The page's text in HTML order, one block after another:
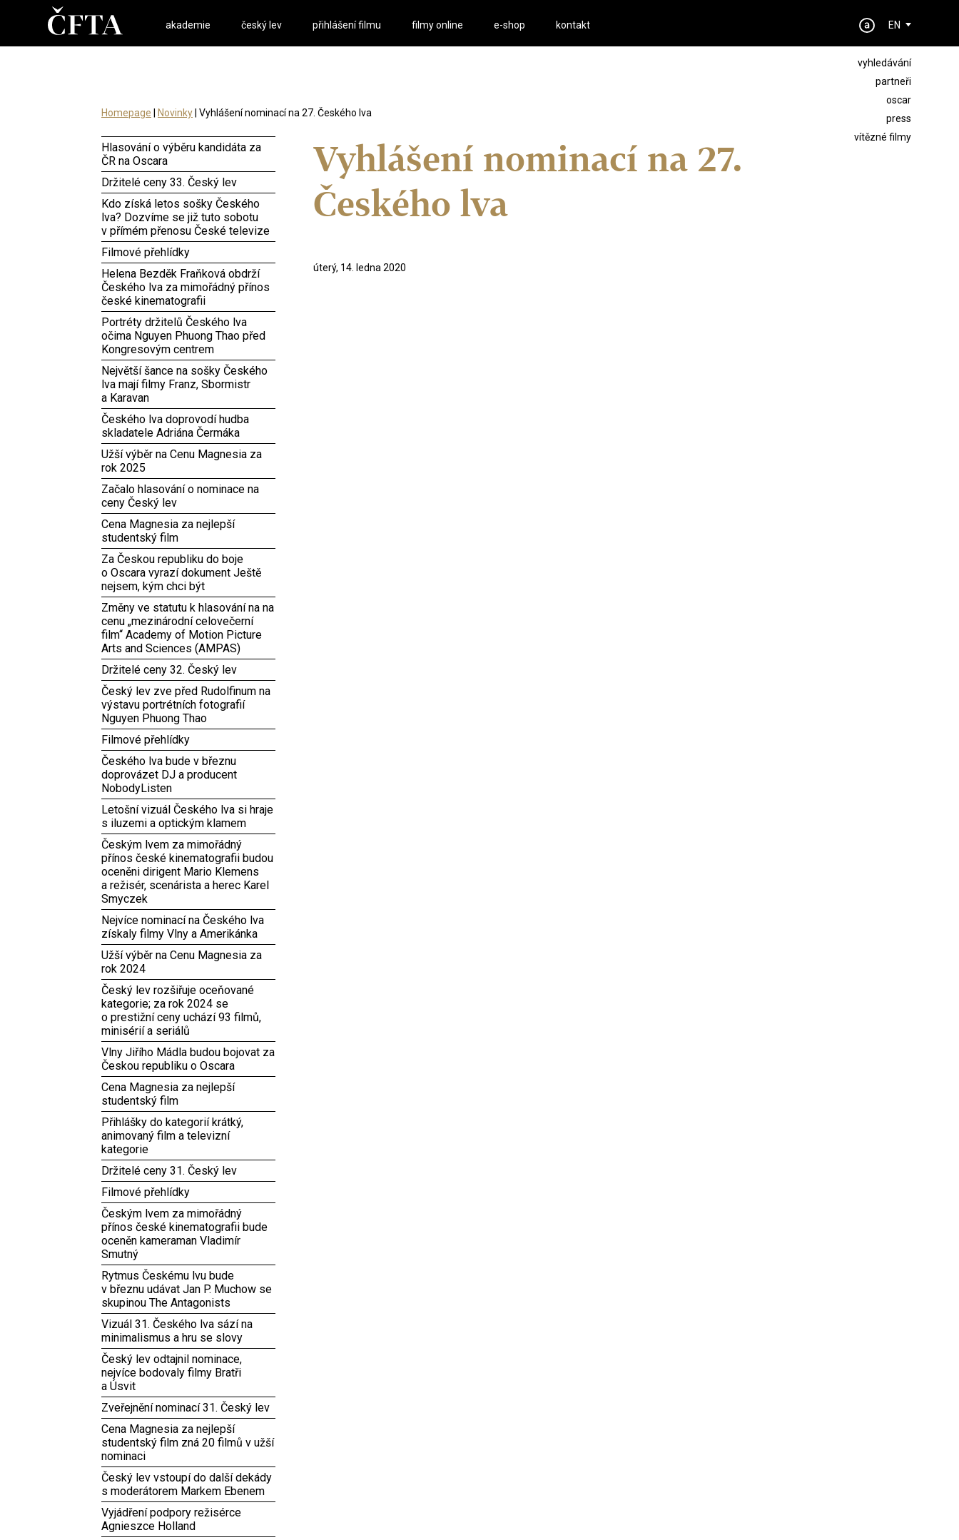
akademie český lev přihlášení filmu filmy online e-shop kontakt EN
vyhledávání
partneři
oscar
press
vítězné filmy
Homepage Novinky | Vyhlášení nominací na 27. Českého lva
Vyhlášení nominací na 27.
Českého lva
úterý, 14. ledna 2020
Hlasování o výběru kandidáta za
ČR na Oscara
Držitelé ceny 33. Český lev
Kdo získá letos sošky Českého
lva? Dozvíme se již tuto sobotu
v přímém přenosu České televize
Filmové přehlídky
Helena Bezděk Fraňková obdrží
Českého lva za mimořádný přínos
české kinematografii
Portréty držitelů Českého lva
očima Nguyen Phuong Thao před
Kongresovým centrem
Největší šance na sošky Českého
lva mají filmy Franz, Sbormistr
a Karavan
Českého lva doprovodí hudba
skladatele Adriána Čermáka
Užší výběr na Cenu Magnesia za
rok 2025
Začalo hlasování o nominace na
ceny Český lev
Cena Magnesia za nejlepší
studentský film
Za Českou republiku do boje
o Oscara vyrazí dokument Ještě
nejsem, kým chci být
Změny ve statutu k hlasování na na
cenu „mezinárodní celovečerní
film“ Academy of Motion Picture
Arts and Sciences (AMPAS)
Držitelé ceny 32. Český lev
Český lev zve před Rudolfinum na
výstavu portrétních fotografií
Nguyen Phuong Thao
Filmové přehlídky
Českého lva bude v březnu
doprovázet DJ a producent
NobodyListen
Letošní vizuál Českého lva si hraje
s iluzemi a optickým klamem
Českým lvem za mimořádný
přínos české kinematografii budou
oceněni dirigent Mario Klemens
a režisér, scenárista a herec Karel
Smyczek
Nejvíce nominací na Českého lva
získaly filmy Vlny a Amerikánka
Užší výběr na Cenu Magnesia za
rok 2024
Český lev rozšiřuje oceňované
kategorie; za rok 2024 se
o prestižní ceny uchází 93 filmů,
minisérií a seriálů
Vlny Jiřího Mádla budou bojovat za
Českou republiku o Oscara
Cena Magnesia za nejlepší
studentský film
Přihlášky do kategorií krátký,
animovaný film a televizní
kategorie
Držitelé ceny 31. Český lev
Filmové přehlídky
Českým lvem za mimořádný
přínos české kinematografii bude
oceněn kameraman Vladimír
Smutný
Rytmus Českému lvu bude
v březnu udávat Jan P. Muchow se
skupinou The Antagonists
Vizuál 31. Českého lva sází na
minimalismus a hru se slovy
Český lev odtajnil nominace,
nejvíce bodovaly filmy Bratři
a Úsvit
Zveřejnění nominací 31. Český lev
Cena Magnesia za nejlepší
studentský film zná 20 filmů v užší
nominaci
Český lev vstoupí do další dekády
s moderátorem Markem Ebenem
Vyjádření podpory režisérce
Agnieszce Holland